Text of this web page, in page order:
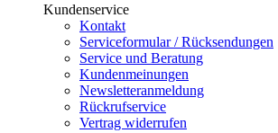
Kundenservice
Kontakt
Serviceformular / Rücksendungen
Service und Beratung
Kundenmeinungen
Newsletteranmeldung
Rückrufservice
Vertrag widerrufen